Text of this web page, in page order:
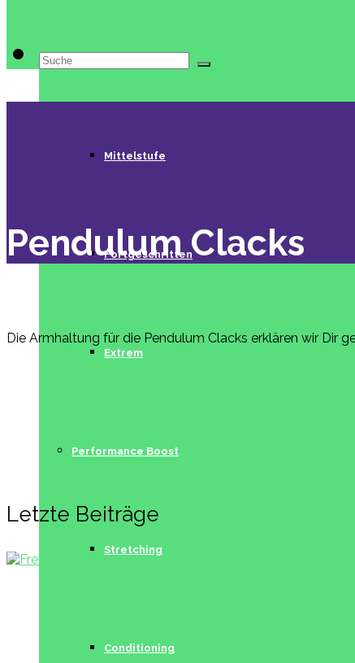
Mittelstufe
Fortgeschritten
Extrem
Performance Boost
Stretching
Conditioning
Suche
Pendulum Clacks
Die Armhaltung für die Pendulum Clacks erklären wir Dir
Letzte Beiträge